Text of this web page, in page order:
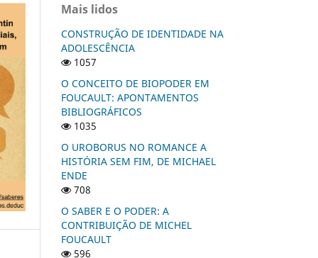
Mais lidos
CONSTRUÇÃO DE IDENTIDADE NA
ADOLESCÊNCIA
1057
O CONCEITO DE BIOPODER EM
FOUCAULT: APONTAMENTOS
BIBLIOGRÁFICOS
1035
O UROBORUS NO ROMANCE A
HISTÓRIA SEM FIM, DE MICHAEL
ENDE
708
O SABER E O PODER: A
CONTRIBUIÇÃO DE MICHEL
FOUCAULT
596